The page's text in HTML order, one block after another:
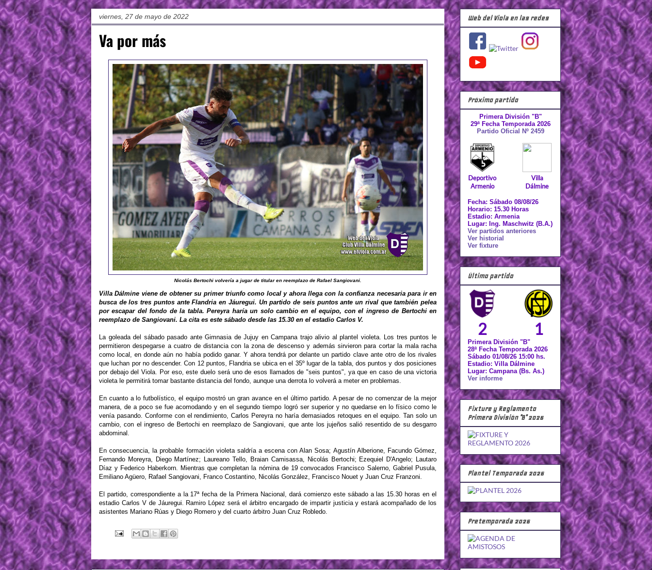
viernes, 27 de mayo de 2022
Va por más
Nicolás Bertochi volvería a jugar de titular en reemplazo de Rafael Sangiovani.
Villa Dálmine viene de obtener su primer triunfo como local y ahora llega con la confianza necesaria para ir en
busca de los tres puntos ante Flandria en Jáuregui. Un partido de seis puntos ante un rival que también pelea
por escapar del fondo de la tabla. Pereyra haría un solo cambio en el equipo, con el ingreso de Bertochi en
reemplazo de Sangiovani. La cita es este sábado desde las 15.30 en el estadio Carlos V.
La goleada del sábado pasado ante Gimnasia de Jujuy en Campana trajo alivio al plantel violeta. Los tres puntos le
permitieron despegarse a cuatro de distancia con la zona de descenso y además sirvieron para cortar la mala racha
como local, en donde aún no había podido ganar. Y ahora tendrá por delante un partido clave ante otro de los rivales
que luchan por no descender. Con 12 puntos, Flandria se ubica en el 35º lugar de la tabla, dos puntos y dos posiciones
por debajo del Viola. Por eso, este duelo será uno de esos llamados de "seis puntos", ya que en caso de una victoria
violeta le permitirá tomar bastante distancia del fondo, aunque una derrota lo volverá a meter en problemas.
En cuanto a lo futbolístico, el equipo mostró un gran avance en el último partido. A pesar de no comenzar de la mejor
manera, de a poco se fue acomodando y en el segundo tiempo logró ser superior y no quedarse en lo físico como le
venía pasando. Conforme con el rendimiento, Carlos Pereyra no haría demasiados retoques en el equipo. Tan solo un
cambio, con el ingreso de Bertochi en reemplazo de Sangiovani, que ante los jujeños salió resentido de su desgarro
abdominal.
En consecuencia, la probable formación violeta saldría a escena con Alan Sosa; Agustín Alberione, Facundo Gómez,
Fernando Moreyra, Diego Martínez; Laureano Tello, Braian Camisassa, Nicolás Bertochi; Ezequiel D'Angelo; Lautaro
Díaz y Federico Haberkorn. Mientras que completan la nómina de 19 convocados Francisco Salerno, Gabriel Pusula,
Emiliano Agüero, Rafael Sangiovani, Franco Costantino, Nicolás González, Francisco Nouet y Juan Cruz Franzoni.
El partido, correspondiente a la 17ª fecha de la Primera Nacional, dará comienzo este sábado a las 15.30 horas en el
estadio Carlos V de Jáuregui. Ramiro López será el árbitro encargado de impartir justicia y estará acompañado de los
asistentes Mariano Rúas y Diego Romero y del cuarto árbitro Juan Cruz Robledo.
Web del Viola en las redes
Próximo partido
Primera División "B"
29ª Fecha Temporada 2026
Partido Oficial Nº 2459
Deportivo
Armenio
Villa
Dálmine
Fecha: Sábado 08/08/26
Horario: 15.30 Horas
Estadio: Armenia
Lugar: Ing. Maschwitz (B.A.)
Ver partidos anteriores
Ver historial
Ver fixture
Último partido
2 1
Primera División "B"
28ª Fecha Temporada 2026
Sábado 01/08/26 15:00 hs.
Estadio: Villa Dálmine
Lugar: Campana (Bs. As.)
Ver informe
Fixture y Reglamento
Primera División "B" 2026
Plantel Temporada 2026
Pretemporada 2026